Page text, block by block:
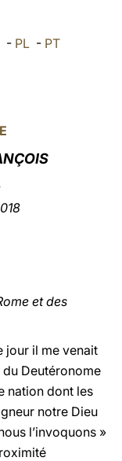
中文
- PL - PT
et des
jour il me venait
du Deutéronome
nation dont les
notre Dieu
l’invoquons »